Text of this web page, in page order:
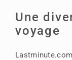
Une
voyage